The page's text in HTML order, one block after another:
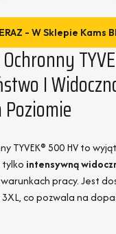
- W Sklepie Kams
I
TYVEK® 500 HV to
intensywną
pracy. Jest
co pozwala na